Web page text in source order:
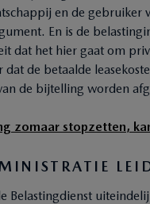
en de gebruiker
En is de
dat het hier gaat om
de betaalde
de bijtelling worden
zomaar stopzetten,
Belastingdienst